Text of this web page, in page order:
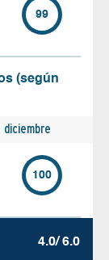
99
(según
diciembre
100
4.0/ 6.0